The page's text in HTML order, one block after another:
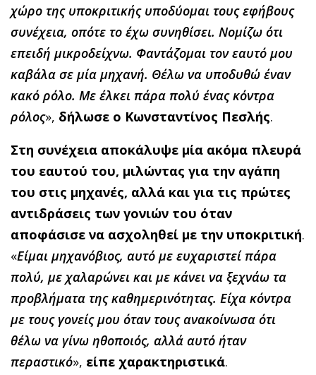
χώρο της υποκριτικής υποδύομαι τους εφήβους
συνέχεια, οπότε το έχω συνηθίσει. Νομίζω ότι
επειδή μικροδείχνω. Φαντάζομαι τον εαυτό μου
καβάλα σε μία μηχανή. Θέλω να υποδυθώ έναν
κακό ρόλο. Με έλκει πάρα πολύ ένας κόντρα
ρόλος», δήλωσε ο Κωνσταντίνος Πεσλής.
Στη συνέχεια αποκάλυψε μία ακόμα πλευρά
του εαυτού του, μιλώντας για την αγάπη
του στις μηχανές, αλλά και για τις πρώτες
αντιδράσεις των γονιών του όταν
αποφάσισε να ασχοληθεί με την υποκριτική.
«Είμαι μηχανόβιος, αυτό με ευχαριστεί πάρα
πολύ, με χαλαρώνει και με κάνει να ξεχνάω τα
προβλήματα της καθημερινότητας. Είχα κόντρα
με τους γονείς μου όταν τους ανακοίνωσα ότι
θέλω να γίνω ηθοποιός, αλλά αυτό ήταν
περαστικό», είπε χαρακτηριστικά.